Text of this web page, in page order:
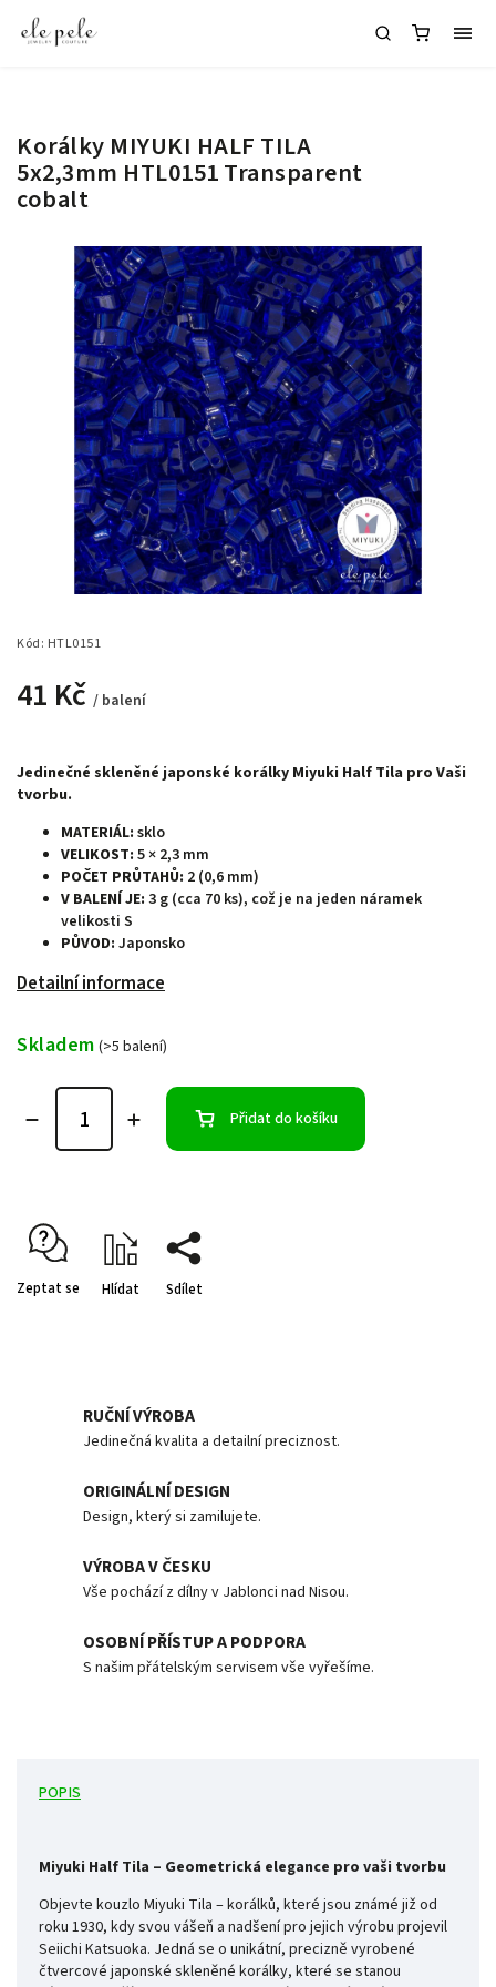
Korálky MIYUKI HALF TILA
5x2,3mm HTL0151 Transparent
cobalt
Kód: HTL0151
41 Kč / balení
Jedinečné skleněné japonské korálky Miyuki Half Tila pro Vaši
tvorbu.
MATERIÁL: sklo
VELIKOST: 5 × 2,3 mm
POČET PRŮTAHŮ: 2 (0,6 mm)
V BALENÍ JE: 3 g (cca 70 ks), což je na jeden náramek
velikosti S
PŮVOD: Japonsko
Detailní informace
Skladem (>5 balení)
Přidat do košíku
Zeptat se Hlídat Sdílet
RUČNÍ VÝROBA
Jedinečná kvalita a detailní preciznost.
ORIGINÁLNÍ DESIGN
Design, který si zamilujete.
VÝROBA V ČESKU
Vše pochází z dílny v Jablonci nad Nisou.
OSOBNÍ PŘÍSTUP A PODPORA
S našim přátelským servisem vše vyřešíme.
POPIS
Miyuki Half Tila – Geometrická elegance pro vaši tvorbu
Objevte kouzlo Miyuki Tila – korálků, které jsou známé již od
roku 1930, kdy svou vášeň a nadšení pro jejich výrobu projevil
Seiichi Katsuoka. Jedná se o unikátní, precizně vyrobené
čtvercové japonské skleněné korálky, které se stanou